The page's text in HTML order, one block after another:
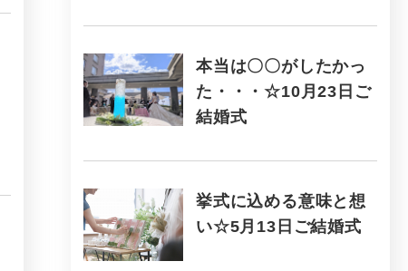
本当は〇〇がしたかっ
た・・・☆10月23日ご
結婚式
挙式に込める意味と想
い☆5月13日ご結婚式